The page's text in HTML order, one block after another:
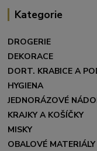
Kategorie
DROGERIE
DEKORACE
DORT. KRABICE A
HYGIENA
JEDNORÁZOVÉ
KRAJKY A KOŠÍČKY
MISKY
OBALOVÉ MATERIÁLY